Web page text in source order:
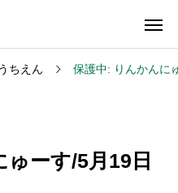
ちえん 保護中: りんかんに
ーす/5月19日